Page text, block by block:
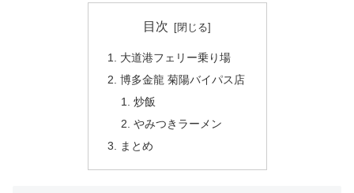
目次
大道港フェリー乗り場
博多金龍 菊陽バイパス店
炒飯
やみつきラーメン
まとめ